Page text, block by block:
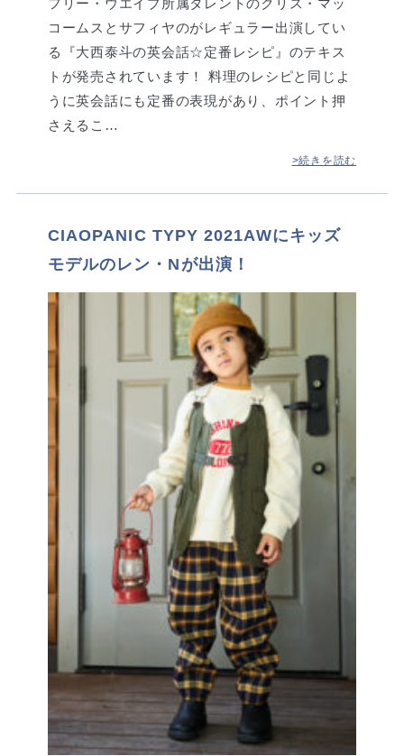
フリー・ウエイブ所属タレントのクリス・マッ
コームスとサフィヤのがレギュラー出演してい
る『大西泰斗の英会話☆定番レシピ』のテキス
トが発売されています！ 料理のレシピと同じよ
うに英会話にも定番の表現があり、ポイント押
さえるこ…
>続きを読む
CIAOPANIC TYPY 2021AWにキッズ
モデルのレン・Nが出演！